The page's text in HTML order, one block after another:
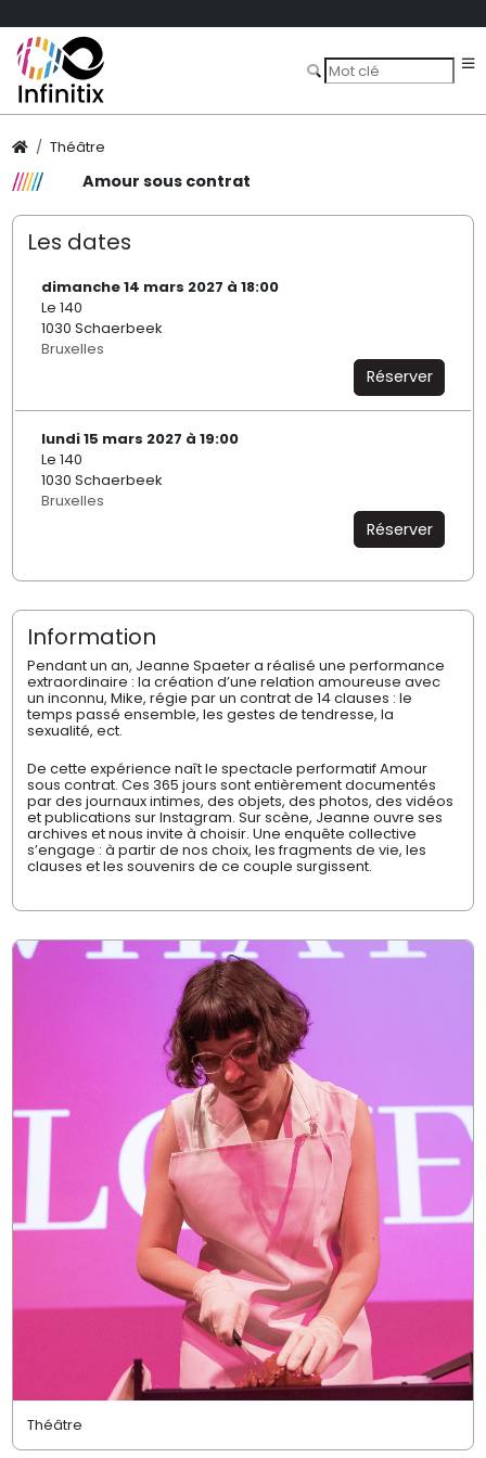
Théâtre
Amour sous contrat
Les dates
dimanche 14 mars 2027 à 18:00
Le 140
1030 Schaerbeek
Bruxelles
Réserver
lundi 15 mars 2027 à 19:00
Le 140
1030 Schaerbeek
Bruxelles
Réserver
Information
Pendant un an, Jeanne Spaeter a réalisé une performance
extraordinaire : la création d’une relation amoureuse avec
un inconnu, Mike, régie par un contrat de 14 clauses : le
temps passé ensemble, les gestes de tendresse, la
sexualité, ect.
De cette expérience naît le spectacle performatif Amour
sous contrat. Ces 365 jours sont entièrement documentés
par des journaux intimes, des objets, des photos, des vidéos
et publications sur Instagram. Sur scène, Jeanne ouvre ses
archives et nous invite à choisir. Une enquête collective
s’engage : à partir de nos choix, les fragments de vie, les
clauses et les souvenirs de ce couple surgissent.
Théâtre